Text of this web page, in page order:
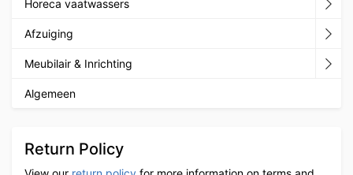
Horeca vaatwassers
Afzuiging
Meubilair & Inrichting
Algemeen
Return Policy